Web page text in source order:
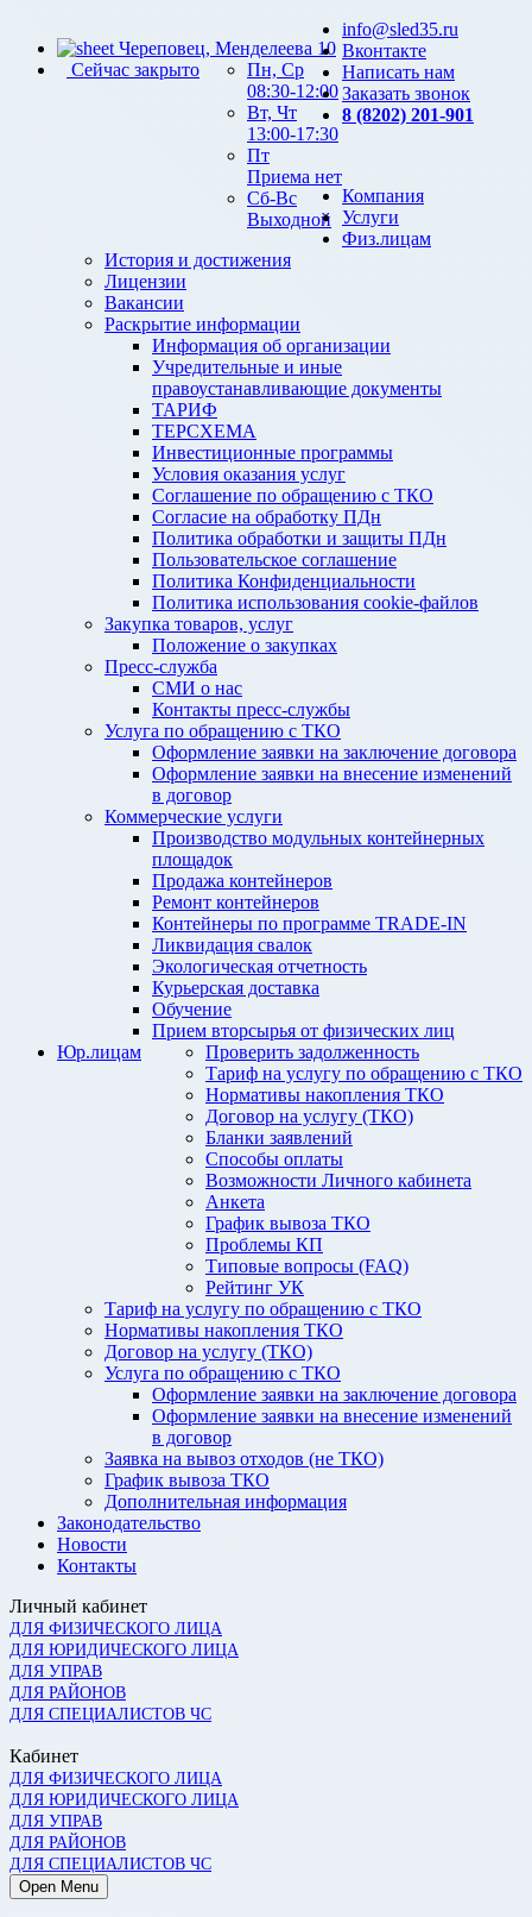
Череповец, Менделеева 10
Сейчас закрыто
Пн, Ср
08:30-12:00
Вт, Чт
13:00-17:30
Пт
Приема нет
Сб-Вс
Выходной
info@sled35.ru
Вконтакте
Написать нам
Заказать звонок
8 (8202) 201-901
Компания
История и достижения
Лицензии
Вакансии
Раскрытие информации
Информация об организации
Учредительные и иные
правоустанавливающие документы
ТАРИФ
ТЕРСХЕМА
Инвестиционные программы
Условия оказания услуг
Соглашение по обращению с ТКО
Согласие на обработку ПДн
Политика обработки и защиты ПДн
Пользовательское соглашение
Политика Конфиденциальности
Политика использования cookie-файлов
Закупка товаров, услуг
Положение о закупках
Пресс-служба
СМИ о нас
Контакты пресс-службы
Услуги
Услуга по обращению с ТКО
Оформление заявки на заключение договора
Оформление заявки на внесение изменений
в договор
Коммерческие услуги
Производство модульных контейнерных
площадок
Продажа контейнеров
Ремонт контейнеров
Контейнеры по программе TRADE-IN
Ликвидация свалок
Экологическая отчетность
Курьерская доставка
Обучение
Прием вторсырья от физических лиц
Физ.лицам
Проверить задолженность
Тариф на услугу по обращению с ТКО
Нормативы накопления ТКО
Договор на услугу (ТКО)
Бланки заявлений
Способы оплаты
Возможности Личного кабинета
Анкета
График вывоза ТКО
Проблемы КП
Типовые вопросы (FAQ)
Рейтинг УК
Юр.лицам
Тариф на услугу по обращению с ТКО
Нормативы накопления ТКО
Договор на услугу (ТКО)
Услуга по обращению с ТКО
Оформление заявки на заключение договора
Оформление заявки на внесение изменений
в договор
Заявка на вывоз отходов (не ТКО)
График вывоза ТКО
Дополнительная информация
Законодательство
Новости
Контакты
Личный кабинет
ДЛЯ ФИЗИЧЕСКОГО ЛИЦА
ДЛЯ ЮРИДИЧЕСКОГО ЛИЦА
ДЛЯ УПРАВ
ДЛЯ РАЙОНОВ
ДЛЯ СПЕЦИАЛИСТОВ ЧС
Кабинет
ДЛЯ ФИЗИЧЕСКОГО ЛИЦА
ДЛЯ ЮРИДИЧЕСКОГО ЛИЦА
ДЛЯ УПРАВ
ДЛЯ РАЙОНОВ
ДЛЯ СПЕЦИАЛИСТОВ ЧС
Open Menu